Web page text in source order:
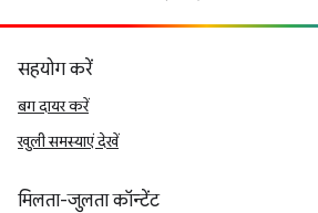
सहयोग करें
बग दायर करें
खुली समस्याएं देखें
मिलता-जुलता कॉन्टेंट